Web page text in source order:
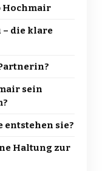
Hochmair
die klare
sein
entstehen sie?
Haltung zur